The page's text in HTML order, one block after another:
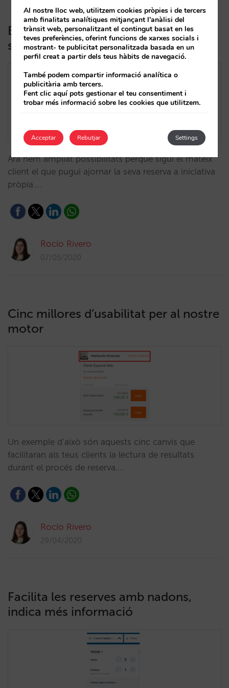
Els teus clients ja poden ajornar les
seves reserves. Activa-ho així
Ara hem ampliat possibilitats perquè sigui el mateix
client el que pugui ajornar la seva reserva a iniciativa
pròpia.…
Rocío Rivero
07/05/2020
Cinc millores d’usabilitat per al nostre
motor
Un exemple d’això són aquests cinc canvis que
facilitaran als teus clients la lectura de resultats
durant el procés de reserva.…
Rocío Rivero
29/04/2020
Facilita les reserves amb nadons,
indica més informació
Al nostre lloc web, utilitzem cookies pròpies i de tercers
amb finalitats analítiques mitjançant l'anàlisi del
trànsit web, personalitzant el contingut basat en les
teves preferències, oferint funcions de xarxes socials i
mostrant- te publicitat personalitzada basada en un
perfil creat a partir dels teus hàbits de navegació.
També podem compartir informació analítica o
publicitària amb tercers.
Fent clic aquí pots gestionar el teu consentiment i
trobar més informació sobre les cookies que utilitzem.
Acceptar Settings
Rebutjar